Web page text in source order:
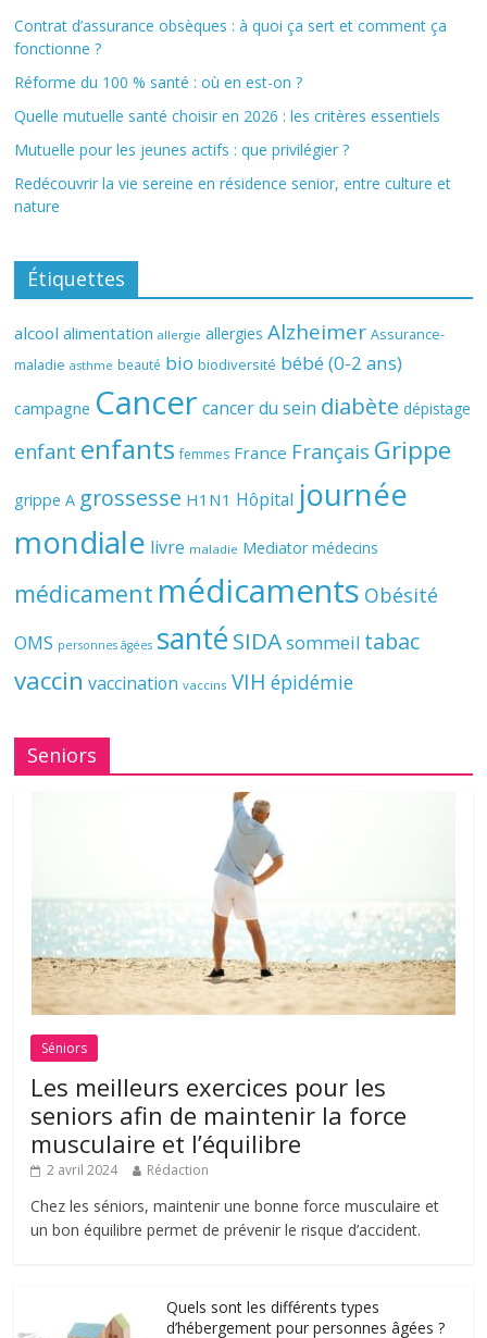
Contrat d’assurance obsèques : à quoi ça sert et comment ça
fonctionne ?
Réforme du 100 % santé : où en est-on ?
Quelle mutuelle santé choisir en 2026 : les critères essentiels
Mutuelle pour les jeunes actifs : que privilégier ?
Redécouvrir la vie sereine en résidence senior, entre culture et
nature
Étiquettes
alcool alimentation allergie allergies Alzheimer Assurance-
maladie asthme beauté bio biodiversité bébé (0-2 ans)
campagne Cancer cancer du sein diabète dépistage
enfant enfants femmes France Français Grippe
grippe A grossesse H1N1 Hôpital journée
mondiale livre maladie Mediator médecins
médicament médicaments Obésité
OMS personnes âgées santé SIDAsommeil tabac
vaccin vaccination vaccins VIH épidémie
Seniors
Séniors
Les meilleurs exercices pour les
seniors afin de maintenir la force
musculaire et l’équilibre
2 avril 2024 Rédaction
Chez les séniors, maintenir une bonne force musculaire et
un bon équilibre permet de prévenir le risque d’accident.
Quels sont les différents types
d’hébergement pour personnes âgées ?